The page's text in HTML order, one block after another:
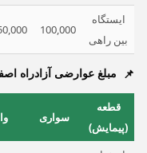
ایستگاه
بین راهی
100,000
مبلغ عوارضی آزادراه
قطعه
(پیمایش)
سواری